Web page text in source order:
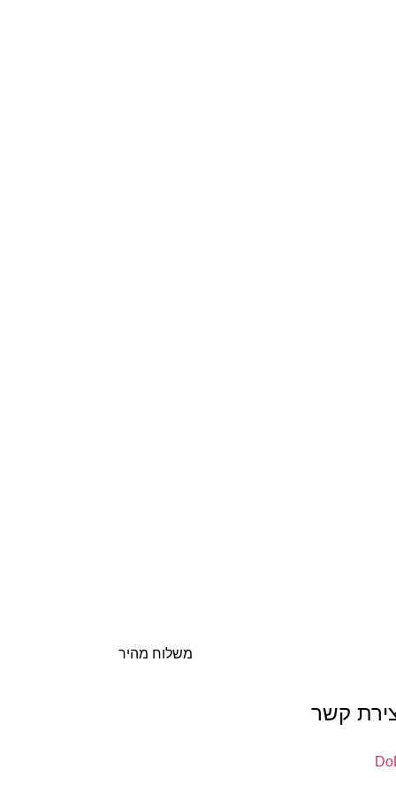
משלוח מהיר
קשר